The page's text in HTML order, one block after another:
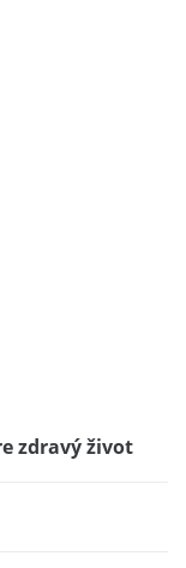
zdravý život